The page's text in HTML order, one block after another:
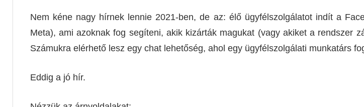
Nem kéne nagy hírnek lennie 2021-ben, de az: élő ügyfélszolgálatot indít a
Meta), ami azoknak fog segíteni, akik kizárták magukat (vagy akiket a rendszer
Számukra elérhető lesz egy chat lehetőség, ahol egy ügyfélszolgálati munkatárs
Eddig a jó hír.